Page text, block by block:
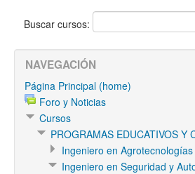
Buscar cursos:
NAVEGACIÓN
Página Principal (home)
Foro y Noticias
Cursos
PROGRAMAS EDUCATIVOS Y
Ingeniero en Agrotecnologías
Ingeniero en Seguridad y